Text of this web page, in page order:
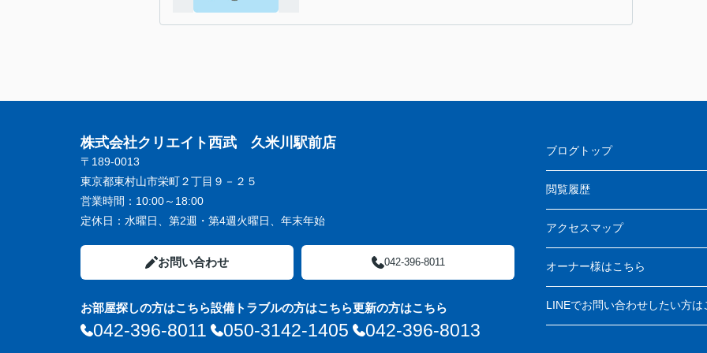
株式会社クリエイト西武 久米川駅前店
〒189-0013
東京都東村山市栄町２丁目９－２５
営業時間： 10:00～18:00
定休日： 水曜日、第2週・第4週火曜日、年末年始
お問い合わせ 042-396-8011
お部屋探しの方はこちら
042-396-8011
設備トラブルの方はこちら
050-3142-1405
更新の方はこちら
042-396-8013
ブログトップ
閲覧履歴
アクセスマップ
オーナー様はこちら
LINEでお問い合わせしたい方は